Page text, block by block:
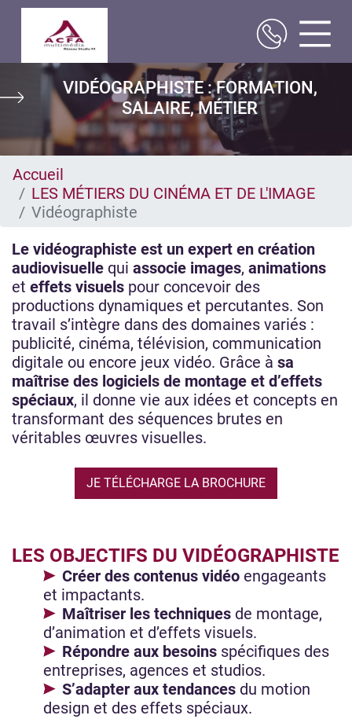
contenu
VIDÉOGRAPHISTE : FORMATION,
SALAIRE, MÉTIER
Accueil
LES MÉTIERS DU CINÉMA ET DE L'IMAGE
Vidéographiste
Le vidéographiste est un expert en création
audiovisuelle qui associe images, animations
et effets visuels pour concevoir des
productions dynamiques et percutantes. Son
travail s’intègre dans des domaines variés :
publicité, cinéma, télévision, communication
digitale ou encore jeux vidéo. Grâce à sa
maîtrise des logiciels de montage et d’effets
spéciaux, il donne vie aux idées et concepts en
transformant des séquences brutes en
véritables œuvres visuelles.
JE TÉLÉCHARGE LA BROCHURE
LES OBJECTIFS DU VIDÉOGRAPHISTE
Créer des contenus vidéo engageants
et impactants.
Maîtriser les techniques de montage,
d’animation et d’effets visuels.
Répondre aux besoins spécifiques des
entreprises, agences et studios.
S’adapter aux tendances du motion
design et des effets spéciaux.